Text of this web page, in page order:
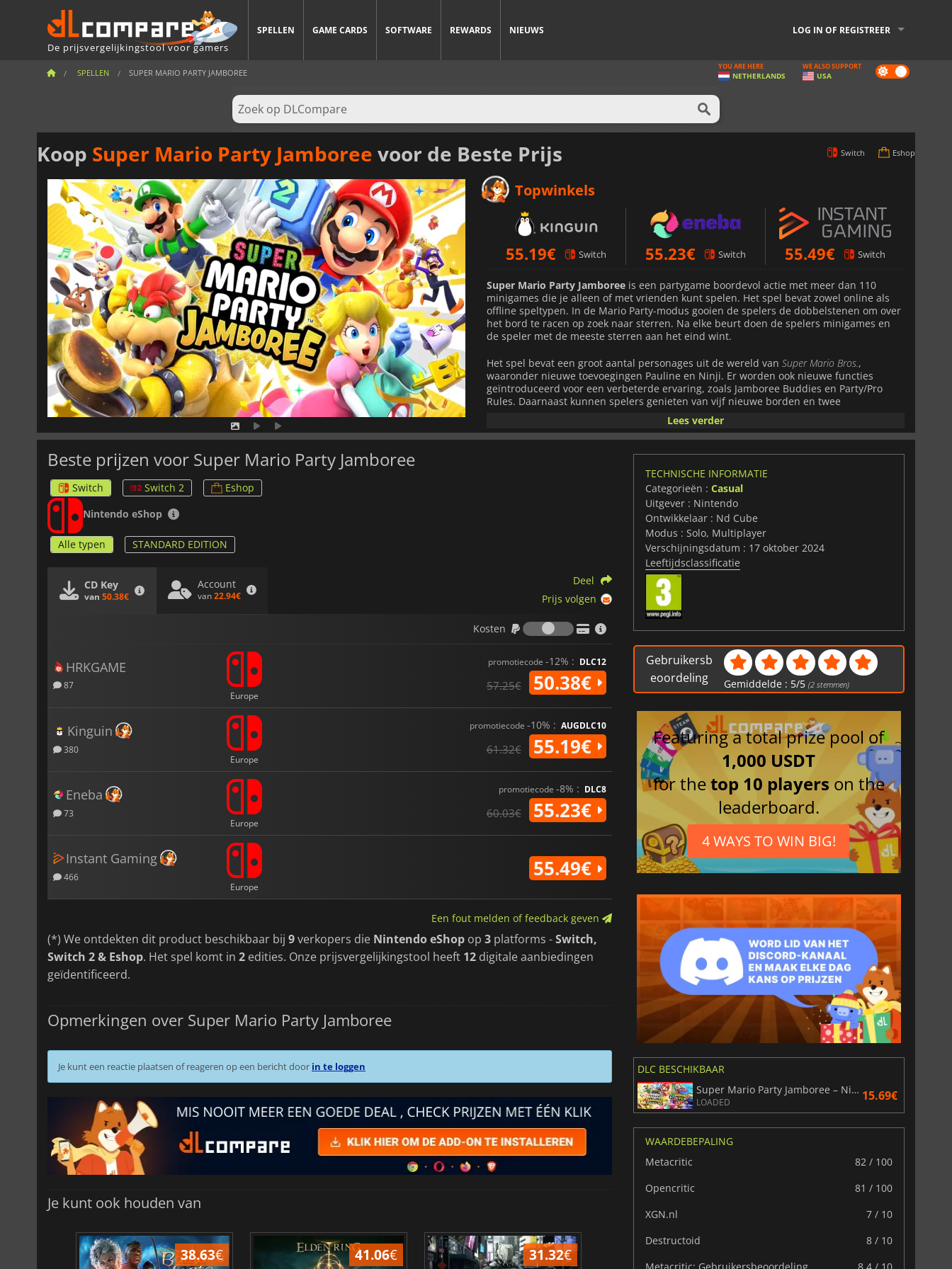
De prijsvergelijkingstool voor gamers
SPELLEN GAME CARDS SOFTWARE REWARDS NIEUWS LOG IN OF REGISTREER
SPELLEN SUPER MARIO PARTY JAMBOREE Dark
mode
YOU ARE HERE
NETHERLANDS
WE ALSO SUPPORT
USA
Koop Super Mario Party Jamboree voor de Beste Prijs Switch Eshop
Topwinkels
55.19€ Switch 55.23€ Switch 55.49€ Switch
Super Mario Party Jamboree is een partygame boordevol actie met meer dan 110
minigames die je alleen of met vrienden kunt spelen. Het spel bevat zowel online als
offline speltypen. In de Mario Party-modus gooien de spelers de dobbelstenen om over
het bord te racen op zoek naar sterren. Na elke beurt doen de spelers minigames en
de speler met de meeste sterren aan het eind wint.
Het spel bevat een groot aantal personages uit de wereld van Super Mario Bros. ,
waaronder nieuwe toevoegingen Pauline en Ninji. Er worden ook nieuwe functies
geïntroduceerd voor een verbeterde ervaring, zoals Jamboree Buddies en Party/Pro
Rules. Daarnaast kunnen spelers genieten van vijf nieuwe borden en twee
terugkerende favorieten. De game biedt ook spannende nieuwe speltypen zoals
Koopathlon, Bowser Kaboom Squad, Rhythm Kitchen, Paratroopa Flight School en
Toad's Item Factory, voor een gevarieerde multiplayer-ervaring.
en het opnemen tegen hun vrienden in de spannendste en leukste
. Bovendien kun je in het spel specifieke parameters aanpassen om de ervaring
helemaal naar wens te maken en zo de best mogelijke ervaring te bieden.
Ben je klaar om het tegen je vrienden op te nemen inSuper Mario Party Jamboree
Lees verder
Beste prijzen voor Super Mario Party Jamboree
Switch Switch 2
Eshop
Nintendo eShop
Alle typen STANDARD EDITION
CD Key
van 50.38€
Account
van22.94€
Deel
Prijs volgen
Kosten
Kosten
HRKGAME
87
Europe
promotiecode -12% : DLC12
57.25€ 50.38€
Kinguin
380
Europe
promotiecode -10% : AUGDLC10
61.32€ 55.19€
Eneba
73
Europe
promotiecode -8% : DLC8
60.03€ 55.23€
Instant Gaming
466
Europe
55.49€
Een fout melden of feedback geven
(*) We ontdekten dit product beschikbaar bij 9verkopers die Nintendo eShop op 3 platforms -Switch,
Switch 2 & Eshop. Het spel komt in 2 edities. Onze prijsvergelijkingstool heeft 12 digitale aanbiedingen
geïdentificeerd.
Opmerkingen over Super Mario Party Jamboree
Je kunt een reactie plaatsen of reageren op een bericht door in te loggen
Je kunt ook houden van
38.63€ 41.06€ 31.32€
TECHNISCHE INFORMATIE
Categorieën : Casual
Uitgever : Nintendo
Ontwikkelaar : Nd Cube
Modus : Solo, Multiplayer
Verschijningsdatum : 17 oktober 2024
Leeftijdsclassificatie
Gebruikersb
eoordeling
Gemiddelde : 5/5 (2 stemmen)
Featuring a total prize pool of
1,000 USDT
for thetop 10 players on the
leaderboard.
4 WAYS TO WIN BIG!
DLC BESCHIKBAAR
Super Mario Party Jamboree – Nintendo Switch 2 Edition Upgrade pack
LOADED 15.69€
WAARDEBEPALING
Metacritic
82 / 100
Opencritic
81 / 100
XGN.nl
7 / 10
Destructoid
8 / 10